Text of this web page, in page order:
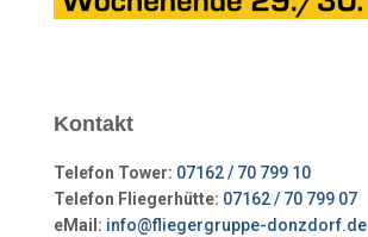
Kontakt
Telefon Tower: 07162 / 70 799 10
Telefon Fliegerhütte: 07162 / 70 799 07
eMail: info@fliegergruppe-donzdorf.de